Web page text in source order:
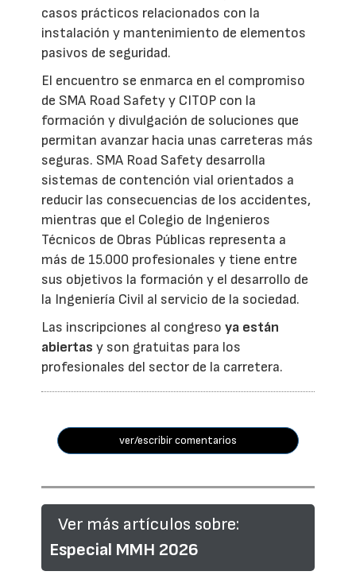
casos prácticos relacionados con la
instalación y mantenimiento de elementos
pasivos de seguridad.
El encuentro se enmarca en el compromiso
de SMA Road Safety y CITOP con la
formación y divulgación de soluciones que
permitan avanzar hacia unas carreteras más
seguras. SMA Road Safety desarrolla
sistemas de contención vial orientados a
reducir las consecuencias de los accidentes,
mientras que el Colegio de Ingenieros
Técnicos de Obras Públicas representa a
más de 15.000 profesionales y tiene entre
sus objetivos la formación y el desarrollo de
la Ingeniería Civil al servicio de la sociedad.
Las inscripciones al congresoya están
abiertas y son gratuitas para los
profesionales del sector de la carretera.
ver/escribir comentarios
Ver más artículos sobre:
Especial MMH 2026